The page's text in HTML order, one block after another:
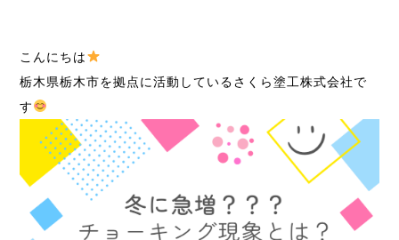
こんにちは
栃木県栃木市を拠点に活動しているさくら塗工株式会社で
す